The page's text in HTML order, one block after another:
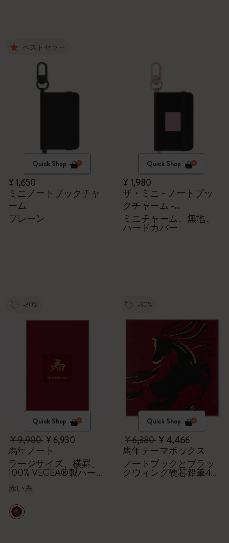
ベストセラー
Quick Shop
¥ 1,650
ミニノートブックチャ
ーム
プレーン
Quick Shop
¥ 1,980
ザ・ミニ - ノートブッ
クチャーム -
BLACKPINK x Moleskine
ミニチャーム、無地、
ハードカバー
-30%
Quick Shop
¥ 9,900¥ 6,930
馬年ノート
ラージサイズ、横罫、
100% VEGEA®製ハード
カバー、ギフトボック
ス付き
赤い糸
-30%
Quick Shop
¥ 6,380¥ 4,466
馬年テーマボックス
ノートブックとブラッ
クウィング硬芯鉛筆4